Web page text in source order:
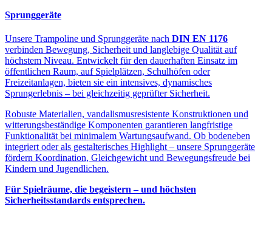
Sprunggeräte
Unsere Trampoline und Sprunggeräte nach DIN EN 1176
verbinden Bewegung, Sicherheit und langlebige Qualität auf
höchstem Niveau. Entwickelt für den dauerhaften Einsatz im
öffentlichen Raum, auf Spielplätzen, Schulhöfen oder
Freizeitanlagen, bieten sie ein intensives, dynamisches
Sprungerlebnis – bei gleichzeitig geprüfter Sicherheit.
Robuste Materialien, vandalismusresistente Konstruktionen und
witterungsbeständige Komponenten garantieren langfristige
Funktionalität bei minimalem Wartungsaufwand. Ob bodeneben
integriert oder als gestalterisches Highlight – unsere Sprunggeräte
fördern Koordination, Gleichgewicht und Bewegungsfreude bei
Kindern und Jugendlichen.
Für Spielräume, die begeistern – und höchsten
Sicherheitsstandards entsprechen.